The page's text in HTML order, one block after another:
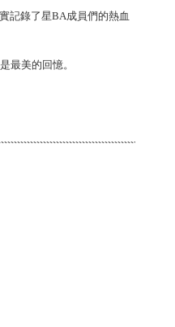
記錄了星BA成員們的熱血
最美的回憶。